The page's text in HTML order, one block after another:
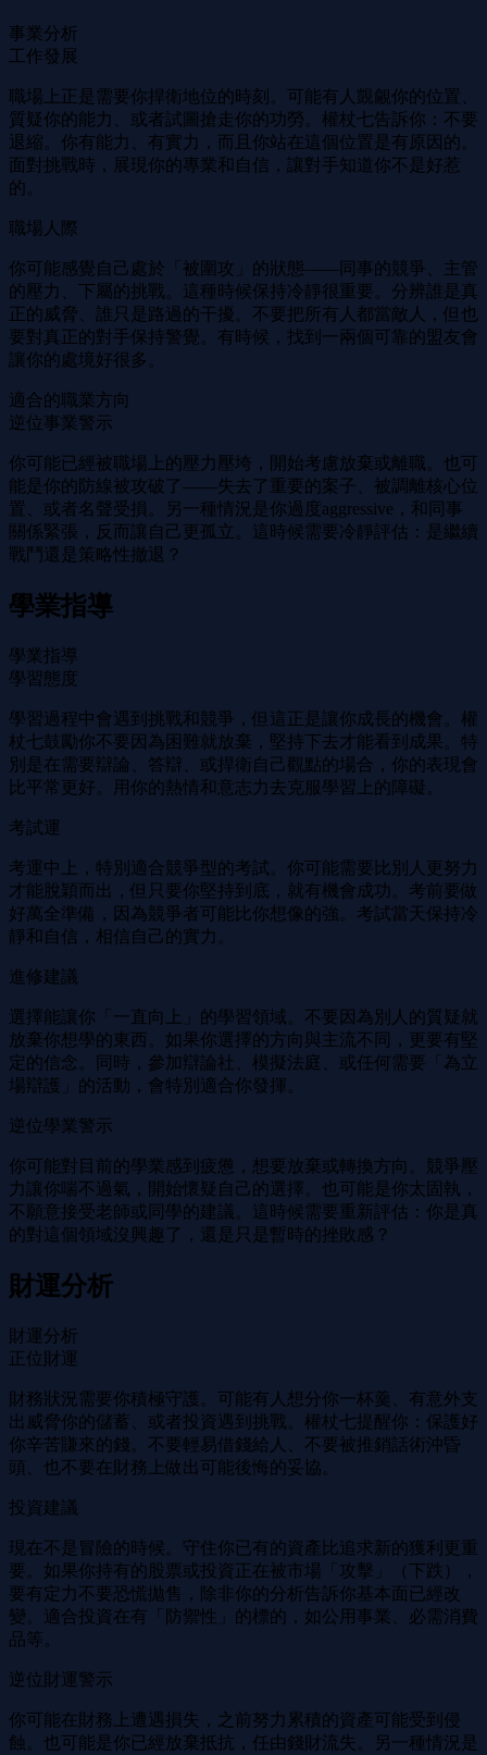
事業分析
工作發展
職場上正是需要你捍衛地位的時刻。可能有人覬覦你的位置、
質疑你的能力、或者試圖搶走你的功勞。權杖七告訴你：不要
退縮。你有能力、有實力，而且你站在這個位置是有原因的。
面對挑戰時，展現你的專業和自信，讓對手知道你不是好惹
的。
職場人際
你可能感覺自己處於「被圍攻」的狀態——同事的競爭、主管
的壓力、下屬的挑戰。這種時候保持冷靜很重要。分辨誰是真
正的威脅、誰只是路過的干擾。不要把所有人都當敵人，但也
要對真正的對手保持警覺。有時候，找到一兩個可靠的盟友會
讓你的處境好很多。
適合的職業方向
逆位事業警示
你可能已經被職場上的壓力壓垮，開始考慮放棄或離職。也可
能是你的防線被攻破了——失去了重要的案子、被調離核心位
置、或者名聲受損。另一種情況是你過度aggressive，和同事
關係緊張，反而讓自己更孤立。這時候需要冷靜評估：是繼續
戰鬥還是策略性撤退？
學業指導
學業指導
學習態度
學習過程中會遇到挑戰和競爭，但這正是讓你成長的機會。權
杖七鼓勵你不要因為困難就放棄，堅持下去才能看到成果。特
別是在需要辯論、答辯、或捍衛自己觀點的場合，你的表現會
比平常更好。用你的熱情和意志力去克服學習上的障礙。
考試運
考運中上，特別適合競爭型的考試。你可能需要比別人更努力
才能脫穎而出，但只要你堅持到底，就有機會成功。考前要做
好萬全準備，因為競爭者可能比你想像的強。考試當天保持冷
靜和自信，相信自己的實力。
進修建議
選擇能讓你「一直向上」的學習領域。不要因為別人的質疑就
放棄你想學的東西。如果你選擇的方向與主流不同，更要有堅
定的信念。同時，參加辯論社、模擬法庭、或任何需要「為立
場辯護」的活動，會特別適合你發揮。
逆位學業警示
你可能對目前的學業感到疲憊，想要放棄或轉換方向。競爭壓
力讓你喘不過氣，開始懷疑自己的選擇。也可能是你太固執，
不願意接受老師或同學的建議。這時候需要重新評估：你是真
的對這個領域沒興趣了，還是只是暫時的挫敗感？
財運分析
財運分析
正位財運
財務狀況需要你積極守護。可能有人想分你一杯羹、有意外支
出威脅你的儲蓄、或者投資遇到挑戰。權杖七提醒你：保護好
你辛苦賺來的錢。不要輕易借錢給人、不要被推銷話術沖昏
頭、也不要在財務上做出可能後悔的妥協。
投資建議
現在不是冒險的時候。守住你已有的資產比追求新的獲利更重
要。如果你持有的股票或投資正在被市場「攻擊」（下跌），
要有定力不要恐慌拋售，除非你的分析告訴你基本面已經改
變。適合投資在有「防禦性」的標的，如公用事業、必需消費
品等。
逆位財運警示
你可能在財務上遭遇損失，之前努力累積的資產可能受到侵
蝕。也可能是你已經放棄抵抗，任由錢財流失。另一種情況是